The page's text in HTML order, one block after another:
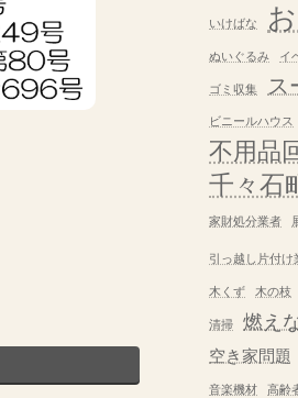
いけばな
ぬいぐるみ イ
ゴミ収集 ス
ビニールハウス
不用品
千々石町
家財処分業者
引っ越し片付け
木くず 木の枝
清掃 燃え
空き家問題
音楽機材 高齢